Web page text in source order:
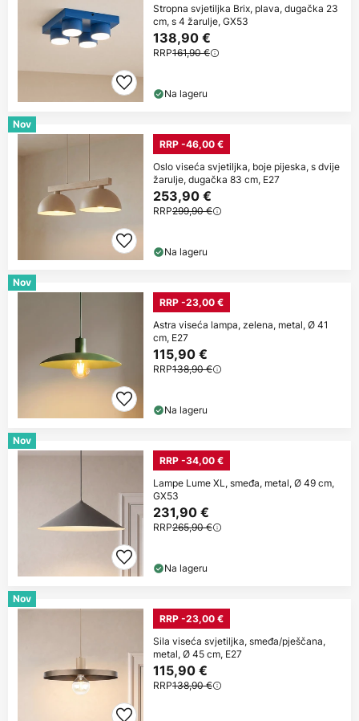
Stropna svjetiljka Brix, plava, dugačka 23
cm, s 4 žarulje, GX53
138,90 €
RRP161,90 €
Na lageru
Nov
RRP -46,00 €
Oslo viseća svjetiljka, boje pijeska, s dvije
žarulje, dugačka 83 cm, E27
253,90 €
RRP299,90 €
Na lageru
Nov
RRP -23,00 €
Astra viseća lampa, zelena, metal, Ø 41
cm, E27
115,90 €
RRP138,90 €
Na lageru
Nov
RRP -34,00 €
Lampe Lume XL, smeđa, metal, Ø 49 cm,
GX53
231,90 €
RRP265,90 €
Na lageru
Nov
RRP -23,00 €
Sila viseća svjetiljka, smeđa/pješčana,
metal, Ø 45 cm, E27
115,90 €
RRP138,90 €